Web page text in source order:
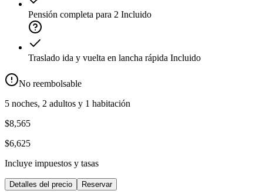
Pensión completa para 2 Incluido
Traslado ida y vuelta en lancha rápida Incluido
No reembolsable
5 noches, 2 adultos y 1 habitación
$8,565
$6,625
Incluye impuestos y tasas
Detalles del precio Reservar